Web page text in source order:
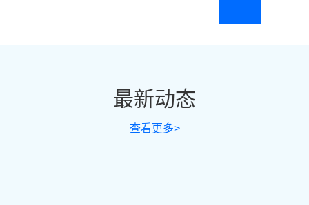
最新动态
查看更多>